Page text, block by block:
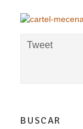
Tweet
BUSCAR